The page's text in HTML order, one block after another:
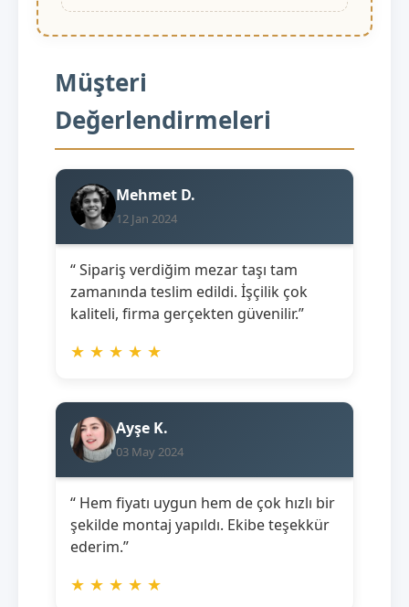
Müşteri
Değerlendirmeleri
Mehmet D.
12 Jan 2024
“ Sipariş verdiğim mezar taşı tam
zamanında teslim edildi. İşçilik çok
kaliteli, firma gerçekten güvenilir.”
★ ★ ★ ★ ★
Ayşe K.
03 May 2024
“ Hem fiyatı uygun hem de çok hızlı bir
şekilde montaj yapıldı. Ekibe teşekkür
ederim.”
★ ★ ★ ★ ★